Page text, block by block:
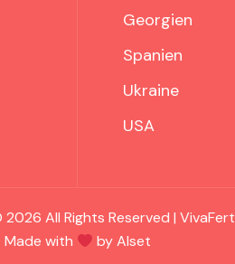
Georgien
Spanien
Ukraine
USA
All Rights Reserved | VivaFert
Made with
by Alset